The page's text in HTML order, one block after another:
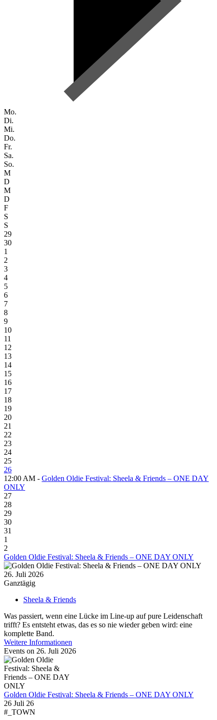
Mo.
Di.
Mi.
Do.
Fr.
Sa.
So.
M
D
M
D
F
S
S
29
30
1
2
3
4
5
6
7
8
9
10
11
12
13
14
15
16
17
18
19
20
21
22
23
24
25
26
12:00 AM - Golden Oldie Festival: Sheela & Friends – ONE DAY
ONLY
27
28
29
30
31
1
2
Golden Oldie Festival: Sheela & Friends – ONE DAY ONLY
26. Juli 2026
Ganztägig
Sheela & Friends
Was passiert, wenn eine Lücke im Line-up auf pure Leidenschaft
trifft? Es entsteht etwas, das es so nie wieder geben wird: eine
komplette Band.
Weitere Informationen
Events on 26. Juli 2026
Golden Oldie Festival: Sheela & Friends – ONE DAY ONLY
26 Juli 26
#_TOWN